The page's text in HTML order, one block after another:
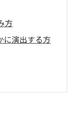
方
に演出する方
力と体験談